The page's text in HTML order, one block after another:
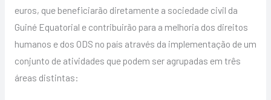
euros, que beneficiarão diretamente a sociedade civil da
Guiné Equatorial e contribuirão para a melhoria dos direitos
humanos e dos ODS no país através da implementação de um
conjunto de atividades que podem ser agrupadas em três
áreas distintas: